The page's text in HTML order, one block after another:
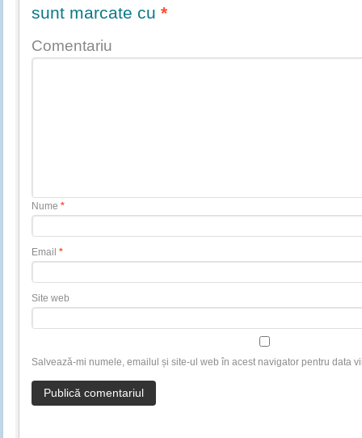
sunt marcate cu *
Comentariu
Nume *
Email *
Site web
Salvează-mi numele, emailul și site-ul web în acest navigator pentru data